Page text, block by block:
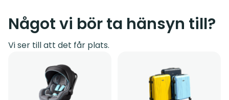
Något vi bör ta hänsyn till?
Vi ser till att det får plats.